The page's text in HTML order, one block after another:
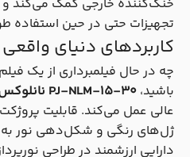
خنک‌کننده خارجی کمک می‌کند
تجهیزات حتی در حین استفاده
کاربردهای دنیای واقعی
چه در حال فیلمبرداری از یک
باشید، PJ-NLM-15-30 نانلوکس
عالی عمل می‌کند. قابلیت
ژل‌های رنگی و شکل‌دهی نور
دارایی ارزشمند در طراحی